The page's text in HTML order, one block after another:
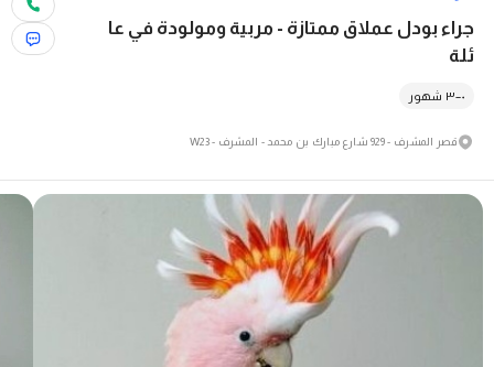
جراء بودل عملاق ممتازة - مربية ومولودة في عا
ئلة
٠–٣ شهور
قصر المشرف - 929 شارع مبارك بن محمد - المشرف - W23